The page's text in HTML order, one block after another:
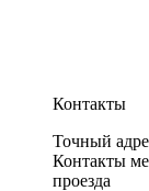
Контакты
Точный
Контакты
проезда